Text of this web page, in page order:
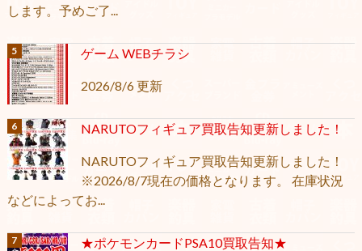
します。予めご了...
ゲーム WEBチラシ
2026/8/6 更新
NARUTOフィギュア買取告知更新しました！
NARUTOフィギュア買取告知更新しました！
※2026/8/7現在の価格となります。 在庫状況
などによってお...
★ポケモンカードPSA10買取告知★